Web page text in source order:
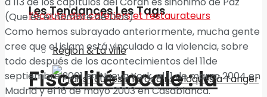
Les Tendances Les Tags
Région & La ville
Fiscalité locale : la
(Que es el nombre de Dios)
Como hemos subrayado anteriormente, mucha gente
cree que el islam está vinculado a la violencia, sobre
todo después de los acontecimientos del 11de
septiembre 2001 en Nueva York, el 11 de marzo 2004 en
Madrid y el 16 de mayo 2003 en Casablanca.